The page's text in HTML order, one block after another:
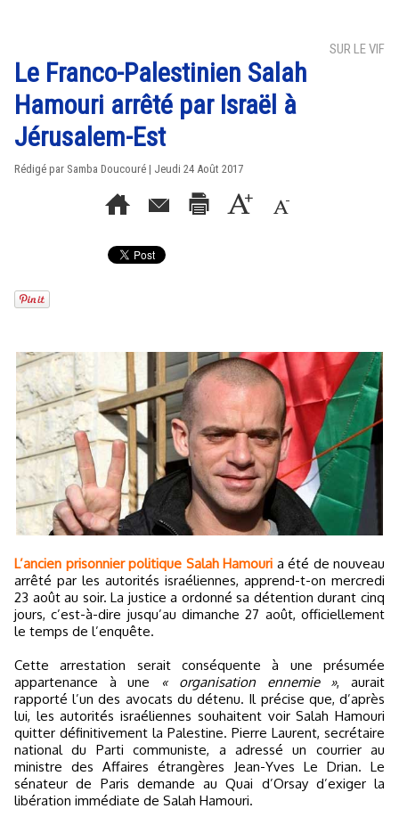
SUR LE VIF
Le Franco-Palestinien Salah
Hamouri arrêté par Israël à
Jérusalem-Est
Rédigé par Samba Doucouré | Jeudi 24 Août 2017
L’ancien prisonnier politique Salah Hamouri a été de nouveau
arrêté par les autorités israéliennes, apprend-t-on mercredi
23 août au soir. La justice a ordonné sa détention durant cinq
jours, c’est-à-dire jusqu’au dimanche 27 août, officiellement
le temps de l’enquête.
Cette arrestation serait conséquente à une présumée
appartenance à une « organisation ennemie », aurait
rapporté l’un des avocats du détenu. Il précise que, d’après
lui, les autorités israéliennes souhaitent voir Salah Hamouri
quitter définitivement la Palestine. Pierre Laurent, secrétaire
national du Parti communiste, a adressé un courrier au
ministre des Affaires étrangères Jean-Yves Le Drian. Le
sénateur de Paris demande au Quai d’Orsay d’exiger la
libération immédiate de Salah Hamouri.